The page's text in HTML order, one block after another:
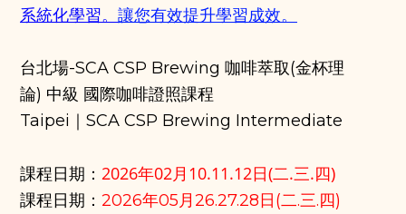
系統化學習。 讓您有效提升學習成效。
台北場-SCA CSP Brewing 咖啡萃取(金杯理
論) 中級 國際咖啡證照課程
Taipei｜SCA CSP Brewing Intermediate
課程日期 ： 2026年02月10.11.12日(二.三.四)
課程日期 ： 2026年05月26.27.28日(二.三.四)